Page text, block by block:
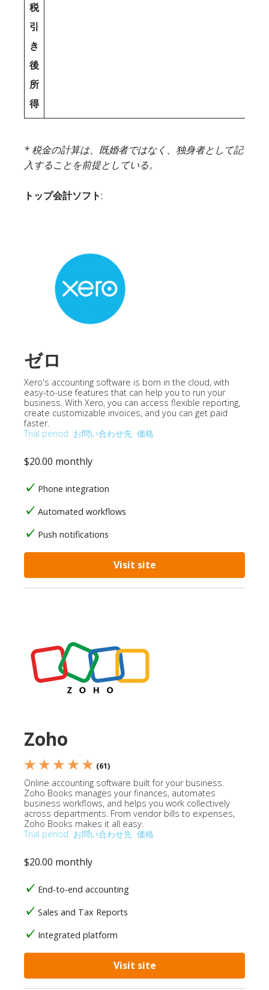
税
引
き
後
所
得
* 税金の計算は、既婚者ではなく、独身者として記
入することを前提としている。
トップ会計ソフト:
ゼロ
Xero's accounting software is born in the cloud, with
easy-to-use features that can help you to run your
business. With Xero, you can access flexible reporting,
create customizable invoices, and you can get paid
faster.
Trial period お問い合わせ先 価格
$20.00 monthly
Phone integration
Automated workflows
Push notifications
Visit site
Zoho
★ ★ ★ ★ ★ (61)
Online accounting software built for your business.
Zoho Books manages your finances, automates
business workflows, and helps you work collectively
across departments. From vendor bills to expenses,
Zoho Books makes it all easy.
Trial period お問い合わせ先 価格
$20.00 monthly
End-to-end accounting
Sales and Tax Reports
Integrated platform
Visit site